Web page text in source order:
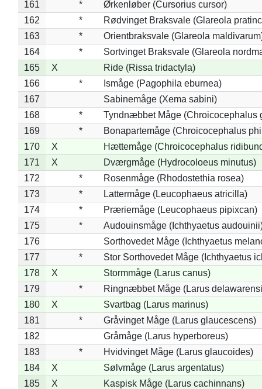
161
*
Ørkenløber (Cursorius cursor)
162
*
Rødvinget Braksvale (Glareola
163
*
Orientbraksvale (Glareola
164
*
Sortvinget Braksvale (Glareola
165
X
Ride (Rissa tridactyla)
166
*
Ismåge (Pagophila eburnea)
167
Sabinemåge (Xema sabini)
168
*
Tyndnæbbet Måge (Chroicocephalus
169
*
Bonapartemåge (Chroicocephalus
170
X
Hættemåge (Chroicocephalus
171
X
Dværgmåge (Hydrocoloeus minutus)
172
*
Rosenmåge (Rhodostethia rosea)
173
*
Lattermåge (Leucophaeus atricilla)
174
*
Præriemåge (Leucophaeus pipixcan)
175
*
Audouinsmåge (Ichthyaetus
176
Sorthovedet Måge (Ichthyaetus
177
*
Stor Sorthovedet Måge (Ichthyaetus
178
X
Stormmåge (Larus canus)
179
*
Ringnæbbet Måge (Larus
180
X
Svartbag (Larus marinus)
181
*
Gråvinget Måge (Larus glaucescens)
182
Gråmåge (Larus hyperboreus)
183
*
Hvidvinget Måge (Larus glaucoides)
184
X
Sølvmåge (Larus argentatus)
185
X
Kaspisk Måge (Larus cachinnans)